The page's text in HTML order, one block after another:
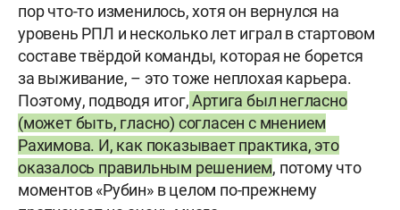
пор что-то изменилось, хотя он вернулся на
уровень РПЛ и несколько лет играл в стартовом
составе твёрдой команды, которая не борется
за выживание, – это тоже неплохая карьера.
Поэтому, подводя итог,Артига был негласно
(может быть, гласно) согласен с мнением
Рахимова. И, как показывает практика, это
оказалось правильным решением, потому что
моментов «Рубин» в целом по-прежнему